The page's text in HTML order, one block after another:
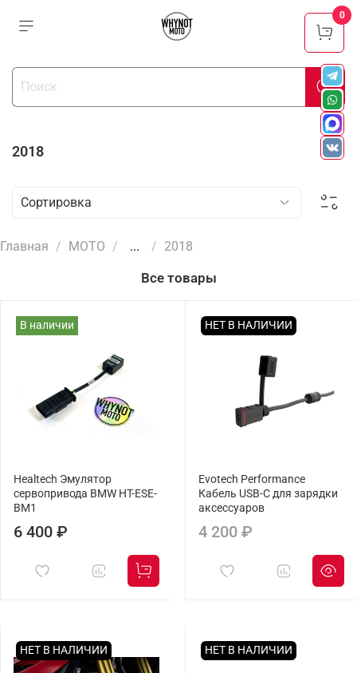
2018
Главная МОТО ... 2018
Все товары
В наличии
Healtech Эмулятор
сервопривода BMW HT-ESE-
BM1
6 400 ₽
НЕТ В НАЛИЧИИ
Evotech Performance
Кабель USB-C для зарядки
аксессуаров
4 200 ₽
НЕТ В НАЛИЧИИ НЕТ В НАЛИЧИИ
0